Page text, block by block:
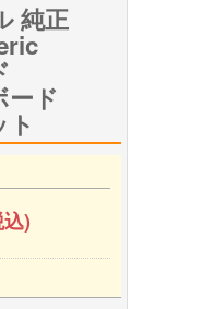
純正
ード
)